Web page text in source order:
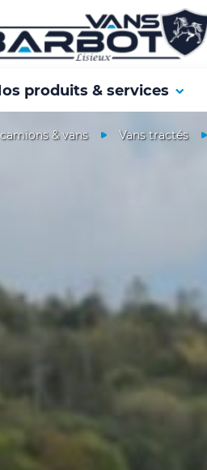
produits & services
& vans Vans tractés